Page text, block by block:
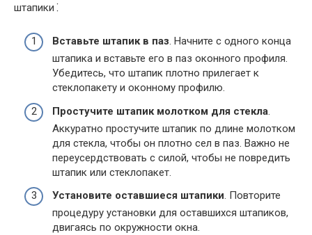
штапики⁚
Вставьте штапик в паз. Начните с одного конца
штапика и вставьте его в паз оконного профиля.
Убедитесь, что штапик плотно прилегает к
стеклопакету и оконному профилю.
Простучите штапик молотком для стекла.
Аккуратно простучите штапик по длине молотком
для стекла, чтобы он плотно сел в паз. Важно не
переусердствовать с силой, чтобы не повредить
штапик или стеклопакет.
Установите оставшиеся штапики. Повторите
процедуру установки для оставшихся штапиков,
двигаясь по окружности окна.